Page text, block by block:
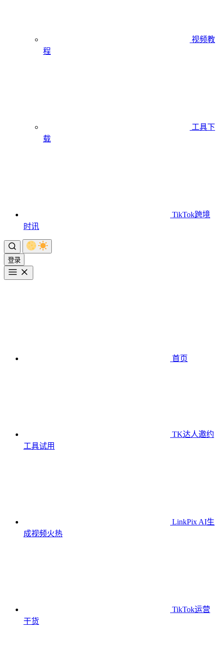
视频教
程
工具下
载
TikTok跨境
时讯
登录
首页
TK达人邀约
工具试用
LinkPix AI生
成视频火热
TikTok运营
干货